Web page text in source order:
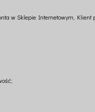
w Sklepie Internetowym, Klient